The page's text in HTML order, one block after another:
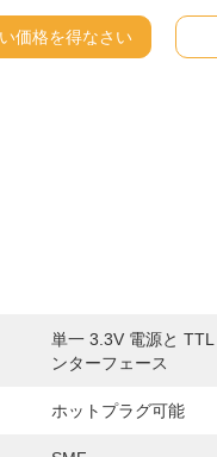
価格を得なさい
単一 3.3V 電源と TTL
ンターフェース
ホットプラグ可能